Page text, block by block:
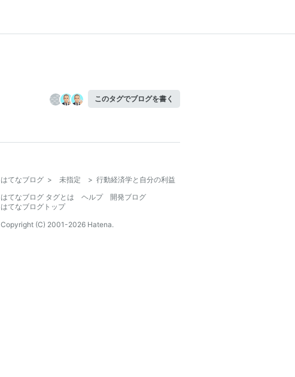
このタグでブログを書く
はてなブログ > 未指定 > 行動経済学と自分の利益
はてなブログ タグとは
ヘルプ
開発ブログ
はてなブログトップ
Copyright (C) 2001-2026 Hatena.